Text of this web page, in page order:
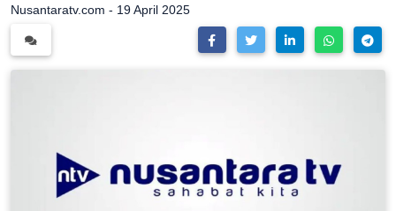
Nusantaratv.com - 19 April 2025